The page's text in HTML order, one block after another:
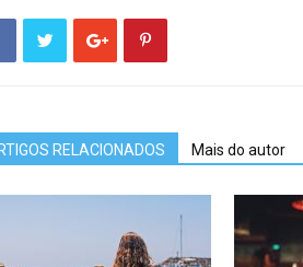
RELACIONADOS Mais do autor